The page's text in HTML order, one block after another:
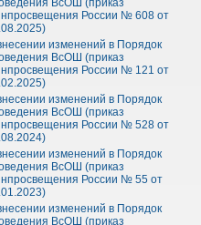
ВсОШ (приказ
России № 608 от
изменений в Порядок
ВсОШ (приказ
России № 121 от
изменений в Порядок
ВсОШ (приказ
России № 528 от
изменений в Порядок
ВсОШ (приказ
России № 55 от
изменений в Порядок
ВсОШ (приказ